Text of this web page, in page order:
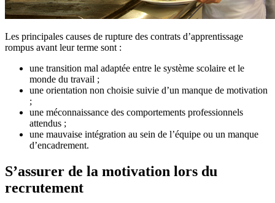
Les principales causes de rupture des contrats d’apprentissage
rompus avant leur terme sont :
une transition mal adaptée entre le système scolaire et le
monde du travail ;
une orientation non choisie suivie d’un manque de motivation
;
une méconnaissance des comportements professionnels
attendus ;
une mauvaise intégration au sein de l’équipe ou un manque
d’encadrement.
S’assurer de la motivation lors du
recrutement